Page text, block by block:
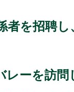
を招聘
ーを訪問